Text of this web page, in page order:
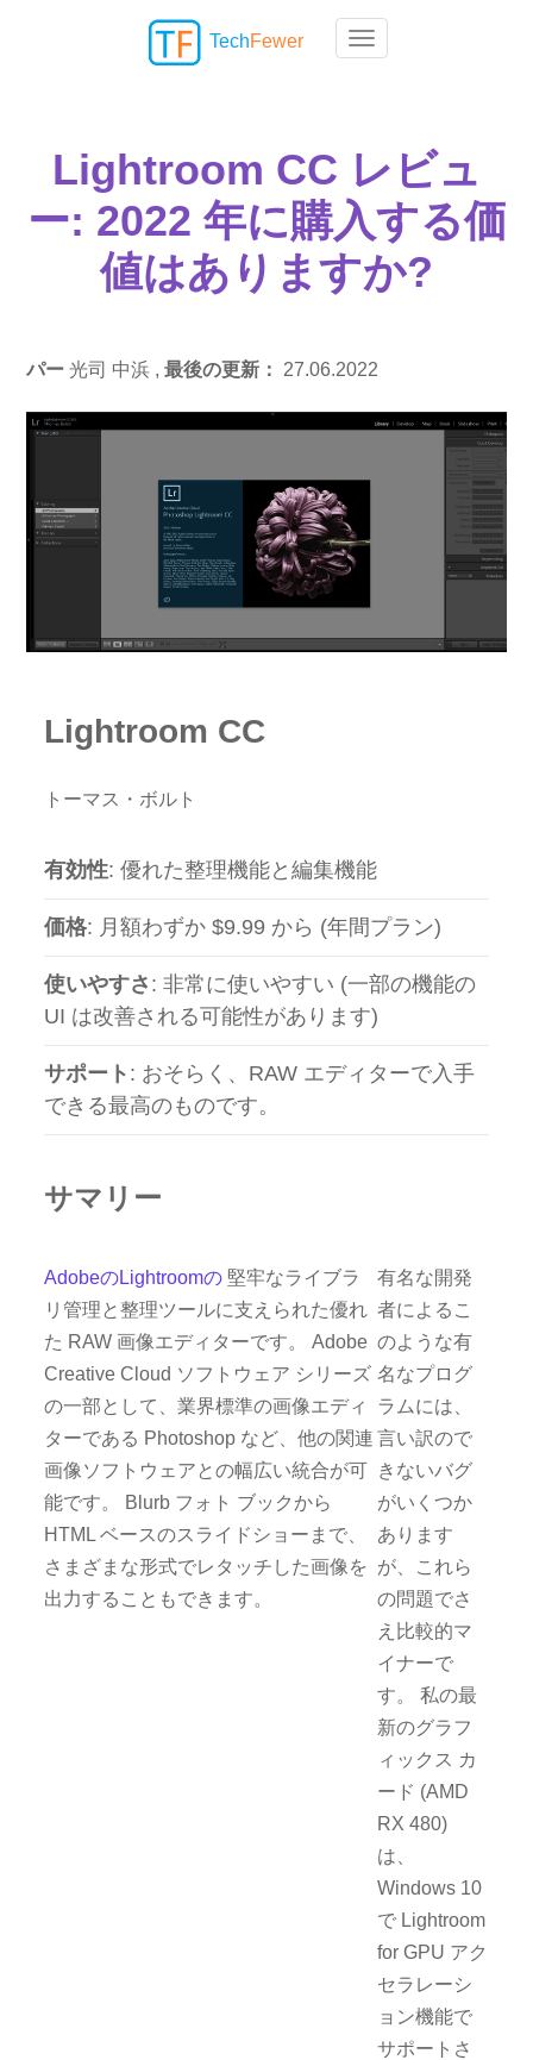
Toggle navigation
TechFewer
Lightroom CC レビュ
ー: 2022 年に購入する価
値はありますか?
パー 光司 中浜 ,最後の更新： 27.06.2022
Lightroom CC
トーマス・ボルト
有効性: 優れた整理機能と編集機能
価格: 月額わずか $9.99 から (年間プラン)
使いやすさ : 非常に使いやすい (一部の機能の
UI は改善される可能性があります)
サポート : おそらく、RAW エディターで入手
できる最高のものです。
サマリー
AdobeのLightroomの 堅牢なライブラ
リ管理と整理ツールに支えられた優れ
た RAW 画像エディターです。 Adobe
Creative Cloud ソフトウェア シリーズ
の一部として、業界標準の画像エディ
ターである Photoshop など、他の関連
画像ソフトウェアとの幅広い統合が可
能です。 Blurb フォト ブックから
HTML ベースのスライドショーまで、
さまざまな形式でレタッチした画像を
出力することもできます。
有名な開発
者によるこ
のような有
名なプログ
ラムには、
言い訳ので
きないバグ
がいくつか
あります
が、これら
の問題でさ
え比較的マ
イナーで
す。 私の最
新のグラフ
ィックス カ
ード (AMD
RX 480)
は、
Windows 10
で Lightroom
for GPU アク
セラレーシ
ョン機能で
サポートさ